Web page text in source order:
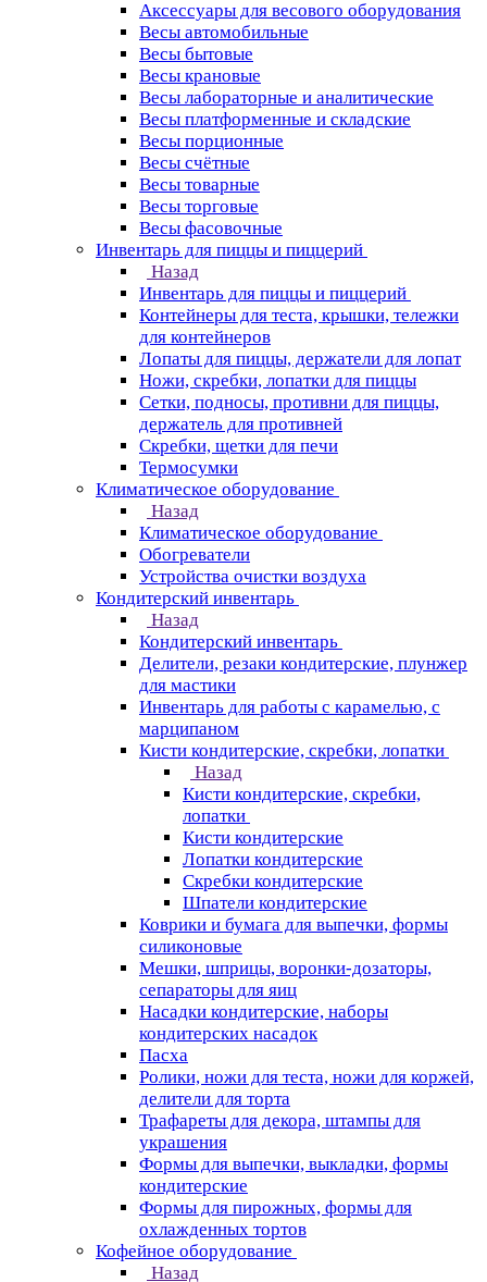
Аксессуары для весового оборудования
Весы автомобильные
Весы бытовые
Весы крановые
Весы лабораторные и аналитические
Весы платформенные и складские
Весы порционные
Весы счётные
Весы товарные
Весы торговые
Весы фасовочные
Инвентарь для пиццы и пиццерий
Назад
Инвентарь для пиццы и пиццерий
Контейнеры для теста, крышки, тележки
для контейнеров
Лопаты для пиццы, держатели для лопат
Ножи, скребки, лопатки для пиццы
Сетки, подносы, противни для пиццы,
держатель для противней
Скребки, щетки для печи
Термосумки
Климатическое оборудование
Назад
Климатическое оборудование
Обогреватели
Устройства очистки воздуха
Кондитерский инвентарь
Назад
Кондитерский инвентарь
Делители, резаки кондитерские, плунжер
для мастики
Инвентарь для работы с карамелью, с
марципаном
Кисти кондитерские, скребки, лопатки
Назад
Кисти кондитерские, скребки,
лопатки
Кисти кондитерские
Лопатки кондитерские
Скребки кондитерские
Шпатели кондитерские
Коврики и бумага для выпечки, формы
силиконовые
Мешки, шприцы, воронки-дозаторы,
сепараторы для яиц
Насадки кондитерские, наборы
кондитерских насадок
Пасха
Ролики, ножи для теста, ножи для коржей,
делители для торта
Трафареты для декора, штампы для
украшения
Формы для выпечки, выкладки, формы
кондитерские
Формы для пирожных, формы для
охлажденных тортов
Кофейное оборудование
Назад